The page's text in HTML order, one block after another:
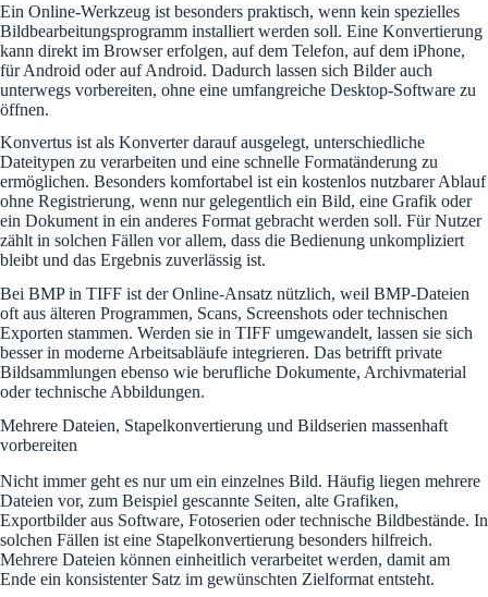
Ein Online-Werkzeug ist besonders praktisch, wenn kein spezielles
Bildbearbeitungsprogramm installiert werden soll. Eine Konvertierung
kann direkt im Browser erfolgen, auf dem Telefon, auf dem iPhone,
für Android oder auf Android. Dadurch lassen sich Bilder auch
unterwegs vorbereiten, ohne eine umfangreiche Desktop-Software zu
öffnen.
Konvertus ist als Konverter darauf ausgelegt, unterschiedliche
Dateitypen zu verarbeiten und eine schnelle Formatänderung zu
ermöglichen. Besonders komfortabel ist ein kostenlos nutzbarer Ablauf
ohne Registrierung, wenn nur gelegentlich ein Bild, eine Grafik oder
ein Dokument in ein anderes Format gebracht werden soll. Für Nutzer
zählt in solchen Fällen vor allem, dass die Bedienung unkompliziert
bleibt und das Ergebnis zuverlässig ist.
Bei BMP in TIFF ist der Online-Ansatz nützlich, weil BMP-Dateien
oft aus älteren Programmen, Scans, Screenshots oder technischen
Exporten stammen. Werden sie in TIFF umgewandelt, lassen sie sich
besser in moderne Arbeitsabläufe integrieren. Das betrifft private
Bildsammlungen ebenso wie berufliche Dokumente, Archivmaterial
oder technische Abbildungen.
Mehrere Dateien, Stapelkonvertierung und Bildserien massenhaft
vorbereiten
Nicht immer geht es nur um ein einzelnes Bild. Häufig liegen mehrere
Dateien vor, zum Beispiel gescannte Seiten, alte Grafiken,
Exportbilder aus Software, Fotoserien oder technische Bildbestände. In
solchen Fällen ist eine Stapelkonvertierung besonders hilfreich.
Mehrere Dateien können einheitlich verarbeitet werden, damit am
Ende ein konsistenter Satz im gewünschten Zielformat entsteht.